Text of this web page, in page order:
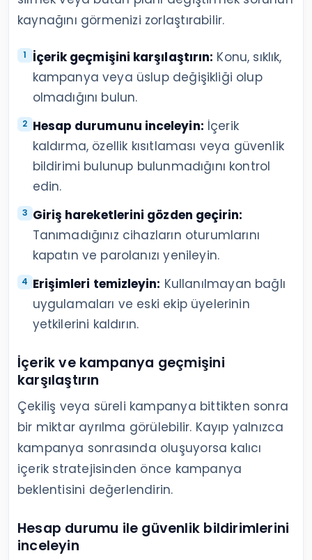
gönderiyle cevaplamak hem destek yükünü
Eleştiri, spam ve taciz içeren yorumları
ayırın
Somut eleştiriyi silmek yerine sakin biçimde
yanıtlayın. Konuyla ilgisiz tekrarlar, yanıltıcı
bağlantılar ve taciz içeren ifadeler için
Instagram’ın gizleme, kısıtlama ve
engelleme seçeneklerini kullanın. Her
olumsuz yorum aynı şekilde ele
alınmamalıdır.
Ani takipçi düşüşünde önce neyi
kontrol etmelisiniz?
Ani düşüşte önce içerik ve kampanya
geçmişini, ardından hesap durumu ve erişim
güvenliğini kontrol edin. Hemen yayınları
silmek veya bütün planı değiştirmek sorunun
kaynağını görmenizi zorlaştırabilir.
İçerik geçmişini karşılaştırın:
Konu, sıklık,
kampanya veya üslup değişikliği olup
olmadığını bulun.
Hesap durumunu inceleyin: